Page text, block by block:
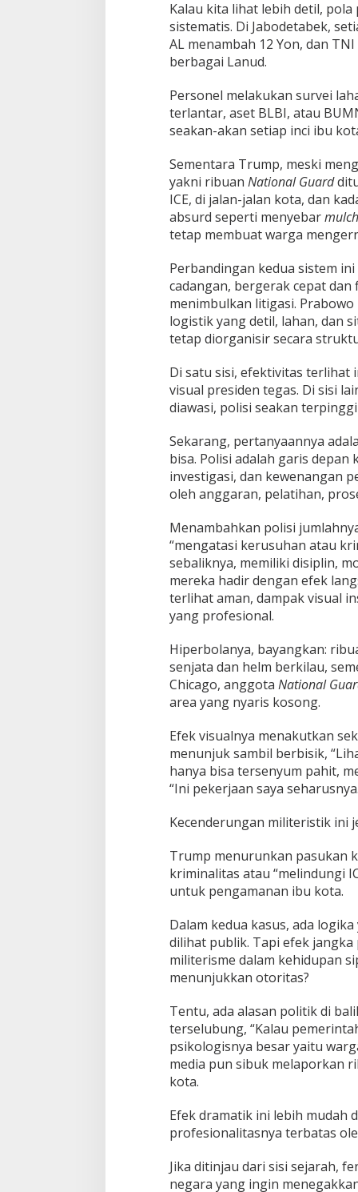
Kalau kita lihat lebih detil,
sistematis. Di Jabodetabek,
AL menambah 12 Yon, dan
berbagai Lanud.
Personel melakukan survei
terlantar, aset BLBI, atau
seakan-akan setiap inci ibu
Sementara Trump, meski
yakni ribuan National Guard
ICE, di jalan-jalan kota, dan
absurd seperti menyebarmulch
tetap membuat warga
Perbandingan kedua sistem
cadangan, bergerak cepat
menimbulkan litigasi.
logistik yang detil, lahan, dan
tetap diorganisir secara
Di satu sisi, efektivitas terlihat
visual presiden tegas. Di sisi
diawasi, polisi seakan
Sekarang, pertanyaannya
bisa. Polisi adalah garis
investigasi, dan kewenangan
oleh anggaran, pelatihan,
Menambahkan polisi
“mengatasi kerusuhan atau
sebaliknya, memiliki disiplin,
mereka hadir dengan efek
terlihat aman, dampak visual
yang profesional.
Hiperbolanya, bayangkan:
senjata dan helm berkilau,
Chicago, anggota National
area yang nyaris kosong.
Efek visualnya menakutkan
menunjuk sambil berbisik,
hanya bisa tersenyum pahit,
“Ini pekerjaan saya
Kecenderungan militeristik ini
Trump menurunkan pasukan
kriminalitas atau “melindungi
untuk pengamanan ibu kota.
Dalam kedua kasus, ada
dilihat publik. Tapi efek
militerisme dalam kehidupan
menunjukkan otoritas?
Tentu, ada alasan politik di
terselubung, “Kalau
psikologisnya besar yaitu
media pun sibuk melaporkan
kota.
Efek dramatik ini lebih mudah
profesionalitasnya terbatas
Jika ditinjau dari sisi sejarah,
negara yang ingin